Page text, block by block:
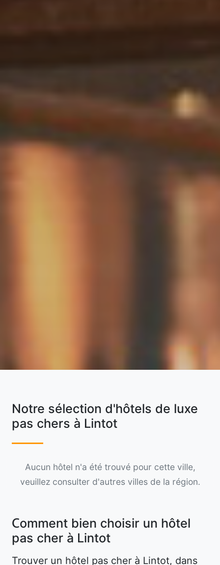
Notre sélection d'hôtels de luxe
pas chers à Lintot
Aucun hôtel n'a été trouvé pour cette ville,
veuillez consulter d'autres villes de la région.
Comment bien choisir un hôtel
pas cher à Lintot
Trouver un hôtel pas cher à Lintot, dans